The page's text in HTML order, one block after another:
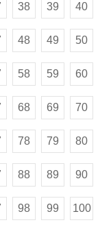
38 39 40
48 49 50
58 59 60
68 69 70
78 79 80
88 89 90
98 99 100